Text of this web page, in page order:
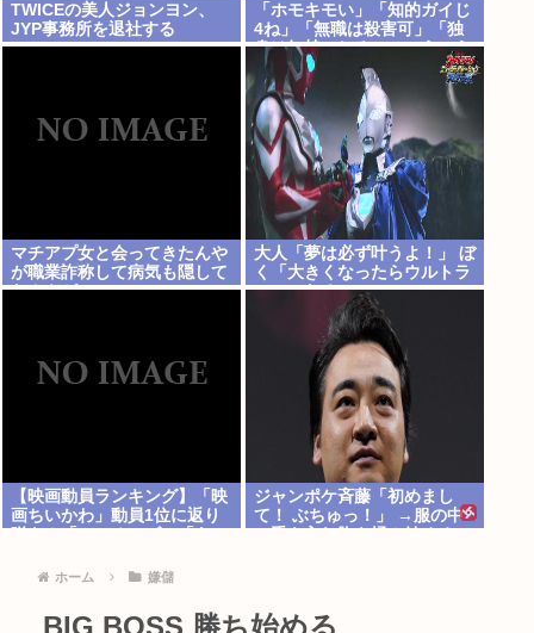
TWICEの美人ジョンヨン、
JYP事務所を退社する
「ホモキモい」「知的ガイじ
4ね」「無職は殺害可」「独
身は奴隷にしろ」←こういう
こと気軽に言っちゃいけない
のかな？
マチアプ女と会ってきたんや
が職業詐称して病気も隠して
たんやが
大人「夢は必ず叶うよ！」 ぼ
く「大きくなったらウルトラ
マンになる~」
【映画動員ランキング】「映
画ちいかわ」動員1位に返り
クイン
ジャンポケ斉藤「初めまし
て！ ぶちゅっ！」 →服の中
ホーム 嫌儲
BIG BOSS 勝ち始める